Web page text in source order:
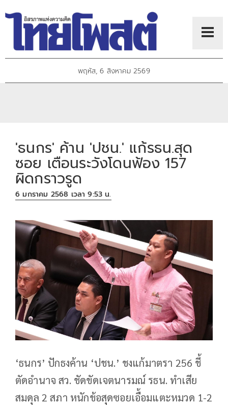
พฤหัส, 6 สิงหาคม 2569
'ธนกร' ค้าน 'ปชน.' แก้รธน.สุด
ซอย เตือนระวังโดนฟ้อง 157
ผิดกราวรูด
6 มกราคม 2568 เวลา 9:53 น.
‘ธนกร’ ปักธงค้าน ‘ปชน.’ ชงแก้มาตรา 256 ชี้
ตัดอำนาจ สว. ชัดขัดเจตนารมณ์ รธน. ทำเสีย
สมดุล 2 สภา หนักข้อสุดซอยเอื้อมแตะหมวด 1-2